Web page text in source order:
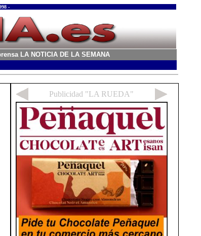
-
LA NOTICIA DE LA SEMANA